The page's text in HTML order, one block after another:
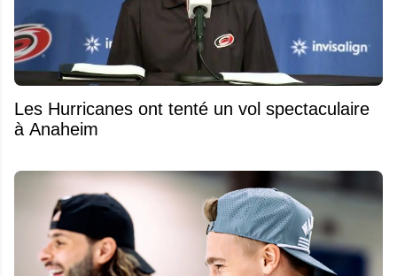
Les Hurricanes ont tenté un vol spectaculaire
à Anaheim